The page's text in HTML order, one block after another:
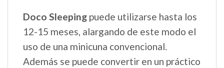
Doco Sleeping puede utilizarse hasta los
12-15 meses, alargando de este modo el
uso de una minicuna convencional.
Además se puede convertir en un práctico